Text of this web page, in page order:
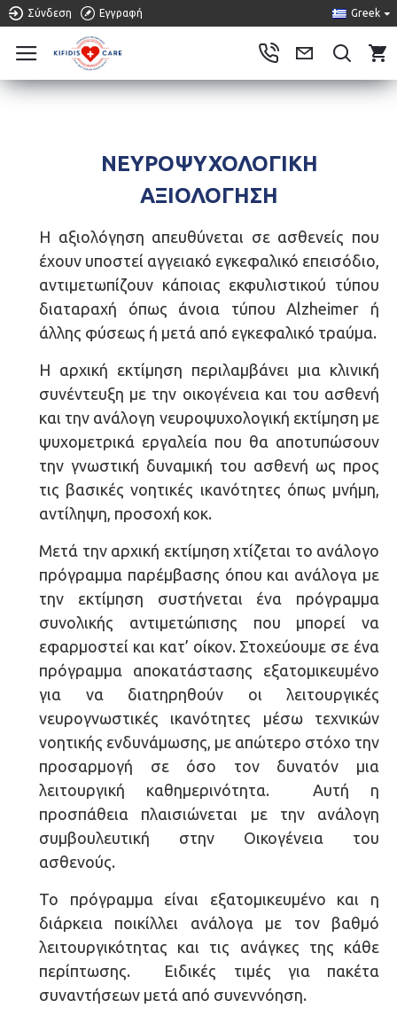
Σύνδεση Εγγραφή Greek
ΚΛΙΝΙΚΉ ΝΕΥΡΟΨΥΧΟΛΟΓΊΑ
ΝΕΥΡΟΨΥΧΟΛΟΓΙΚΗ
ΑΞΙΟΛΟΓΗΣΗ
Η αξιολόγηση απευθύνεται σε ασθενείς που
έχουν υποστεί αγγειακό εγκεφαλικό επεισόδιο,
αντιμετωπίζουν κάποιας εκφυλιστικού τύπου
διαταραχή όπως άνοια τύπουAlzheimer ή
άλλης φύσεως ή μετά από εγκεφαλικό τραύμα.
Η αρχική εκτίμηση περιλαμβάνει μια κλινική
συνέντευξη με την οικογένεια και του ασθενή
και την ανάλογη νευροψυχολογική εκτίμηση με
ψυχομετρικά εργαλεία που θα αποτυπώσουν
την γνωστική δυναμική του ασθενή ως προς
τις βασικές νοητικές ικανότητες όπως μνήμη,
αντίληψη, προσοχή κοκ.
Μετά την αρχική εκτίμηση χτίζεται το ανάλογο
πρόγραμμα παρέμβασης όπου και ανάλογα με
την εκτίμηση συστήνεται ένα πρόγραμμα
συνολικής αντιμετώπισης που μπορεί να
εφαρμοστεί και κατ’ οίκον. Στοχεύουμε σε ένα
πρόγραμμα αποκατάστασης εξατομικευμένο
για να διατηρηθούν οι λειτουργικές
νευρογνωστικές ικανότητες μέσω τεχνικών
νοητικής ενδυνάμωσης, με απώτερο στόχο την
προσαρμογή σε όσο τον δυνατόν μια
λειτουργική καθημερινότητα. Αυτή η
προσπάθεια πλαισιώνεται με την ανάλογη
συμβουλευτική στην Οικογένεια του
ασθενούς.
Το πρόγραμμα είναι εξατομικευμένο και η
διάρκεια ποικίλλει ανάλογα με τον βαθμό
λειτουργικότητας και τις ανάγκες της κάθε
περίπτωσης. Ειδικές τιμές για πακέτα
συναντήσεων μετά από συνεννόηση.